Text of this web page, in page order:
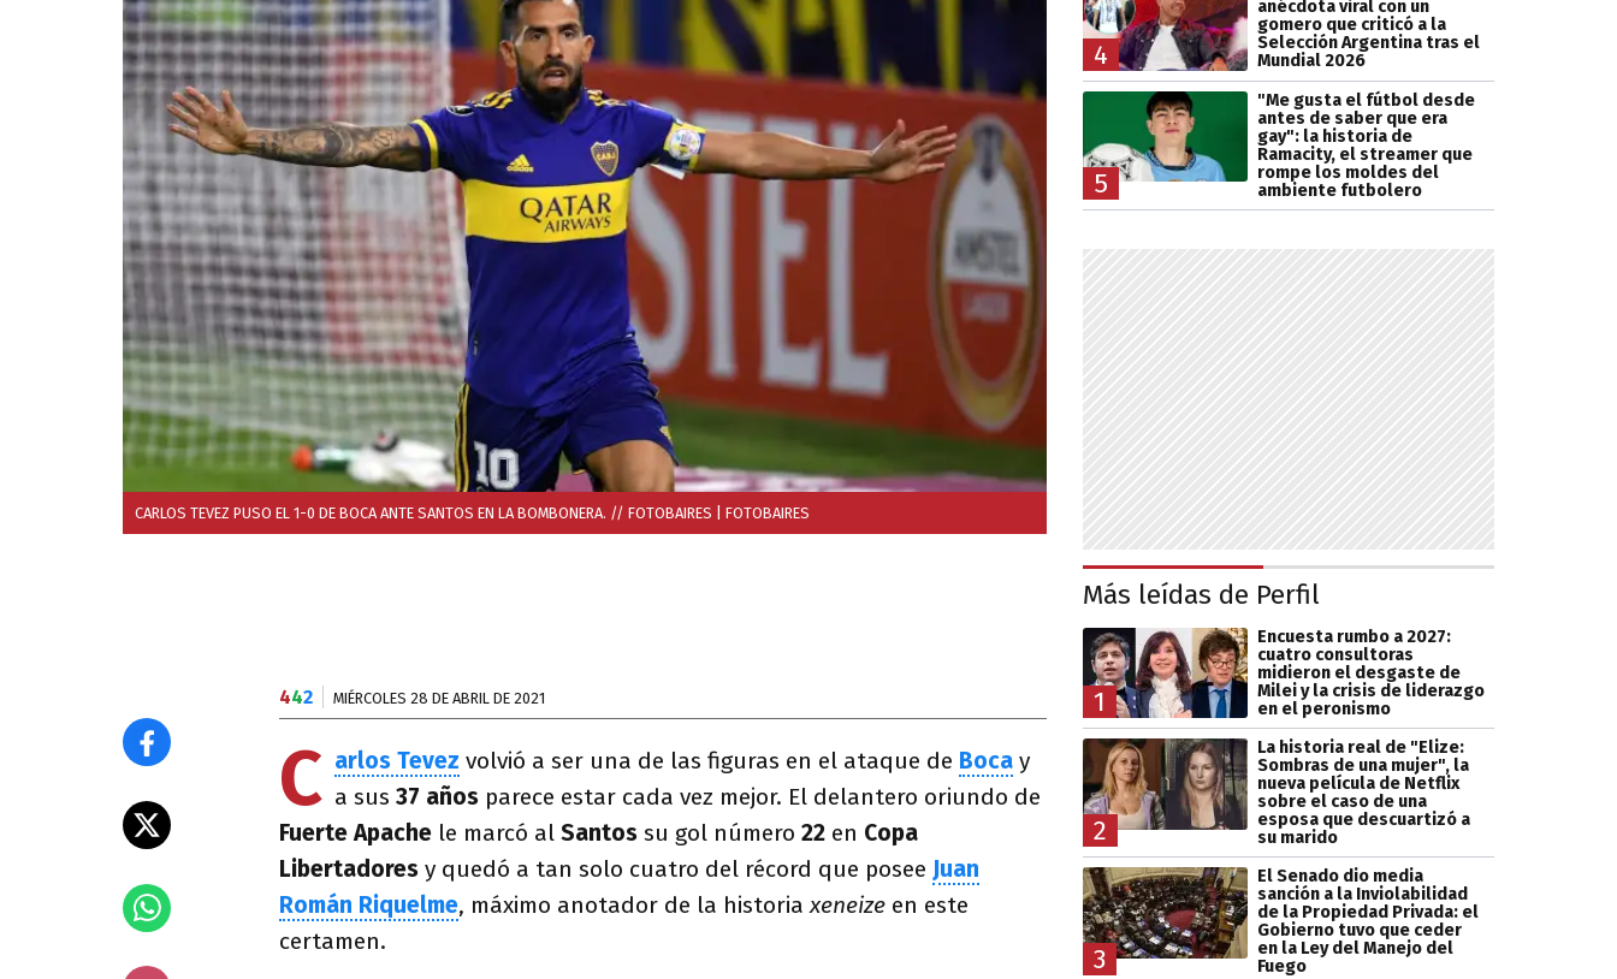
CARLOS TEVEZ PUSO EL 1-0 DE BOCA ANTE SANTOS EN LA BOMBONERA. // FOTOBAIRES | FOTOBAIRES
442 MIÉRCOLES 28 DE ABRIL DE 2021
C arlos Tevez volvió a ser una de las figuras en el ataque de Boca y
a sus 37 años parece estar cada vez mejor. El delantero oriundo de
Fuerte Apache le marcó al Santos su gol número 22 en Copa
Libertadores y quedó a tan solo cuatro del récord que posee Juan
Román Riquelme, máximo anotador de la historiaxeneize en este
certamen.
4
anécdota viral con un
gomero que criticó a la
Selección Argentina tras el
Mundial 2026
5
"Me gusta el fútbol desde
antes de saber que era
gay": la historia de
Ramacity, el streamer que
rompe los moldes del
ambiente futbolero
Más leídas de Perfil
1
Encuesta rumbo a 2027:
cuatro consultoras
midieron el desgaste de
Milei y la crisis de liderazgo
en el peronismo
2
La historia real de "Elize:
Sombras de una mujer", la
nueva película de Netflix
sobre el caso de una
esposa que descuartizó a
su marido
3
El Senado dio media
sanción a la Inviolabilidad
de la Propiedad Privada: el
Gobierno tuvo que ceder
en la Ley del Manejo del
Fuego